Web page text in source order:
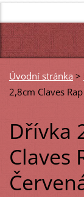
Úvodní stránka >
2,8cm Claves
Dřívka
Claves